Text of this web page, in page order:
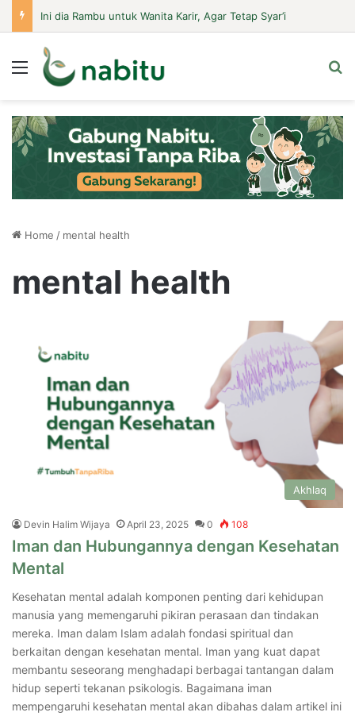
Ini dia Rambu untuk Wanita Karir, Agar Tetap Syar’i
Menu
Home / mental health
mental health
Akhlaq
Devin Halim Wijaya April 23, 2025 0 108
Iman dan Hubungannya dengan Kesehatan
Mental
Kesehatan mental adalah komponen penting dari kehidupan
manusia yang memengaruhi pikiran perasaan dan tindakan
mereka. Iman dalam Islam adalah fondasi spiritual dan
berkaitan dengan kesehatan mental. Iman yang kuat dapat
membantu seseorang menghadapi berbagai tantangan dalam
hidup seperti tekanan psikologis. Bagaimana iman
mempengaruhi kesehatan mental akan dibahas dalam artikel ini